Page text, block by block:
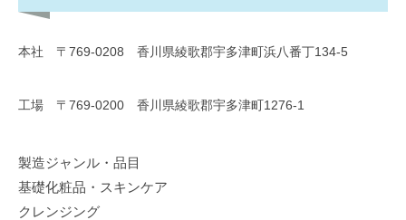
本社 〒769-0208 香川県綾歌郡宇多津町浜八番丁134-5
工場 〒769-0200 香川県綾歌郡宇多津町1276-1
製造ジャンル・品目
基礎化粧品・スキンケア
クレンジング